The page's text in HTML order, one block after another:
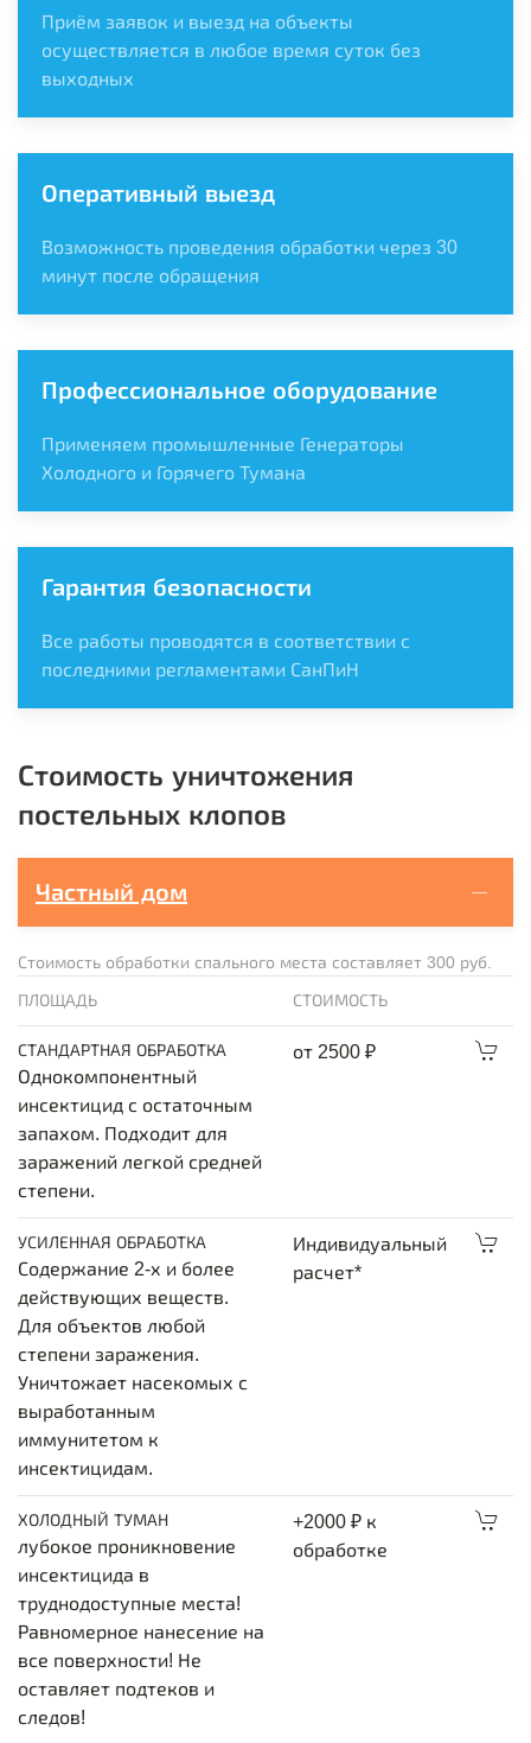
Приём заявок и выезд на объекты
осуществляется в любое время суток без
выходных
Оперативный выезд
Возможность проведения обработки через 30
минут после обращения
Профессиональное оборудование
Применяем промышленные Генераторы
Холодного и Горячего Тумана
Гарантия безопасности
Все работы проводятся в соответствии с
последними регламентами СанПиН
Стоимость уничтожения
постельных клопов
Частный дом
Стоимость обработки спального места составляет 300 руб.
ПЛОЩАДЬ
СТОИМОСТЬ
СТАНДАРТНАЯ ОБРАБОТКА
Однокомпонентный
инсектицид с остаточным
запахом. Подходит для
заражений легкой средней
степени.
от 2500 ₽
УСИЛЕННАЯ ОБРАБОТКА
Содержание 2-х и более
действующих веществ.
Для объектов любой
степени заражения.
Уничтожает насекомых с
выработанным
иммунитетом к
инсектицидам.
Индивидуальный
расчет*
ХОЛОДНЫЙ ТУМАН
лубокое проникновение
инсектицида в
труднодоступные места!
Равномерное нанесение на
все поверхности! Не
оставляет подтеков и
следов!
+2000 ₽ к
обработке